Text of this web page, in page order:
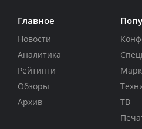
Главное
Новости
Аналитика
Рейтинги
Обзоры
Архив
ТВ